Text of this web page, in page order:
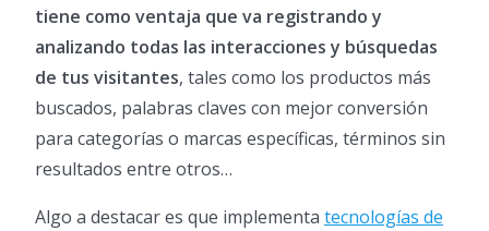
tiene como ventaja que va registrando y
analizando todas las interacciones y búsquedas
de tus visitantes, tales como los productos más
buscados, palabras claves con mejor conversión
para categorías o marcas específicas, términos sin
resultados entre otros…
Algo a destacar es que implementa tecnologías de